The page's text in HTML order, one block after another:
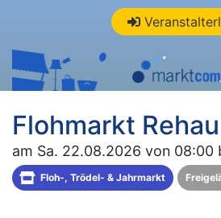
Flohmarkt Rehau
am Sa. 22.08.2026 von 08:00
Floh-, Trödel- & Jahrmarkt